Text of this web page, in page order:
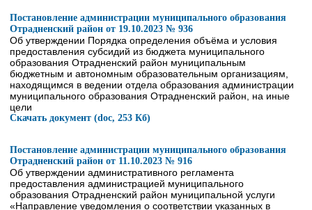
Постановление администрации муниципального образования
Отрадненский район от 19.10.2023 № 936
Об утверждении Порядка определения объёма и условия
предоставления субсидий из бюджета муниципального
образования Отрадненский район муниципальным
бюджетным и автономным образовательным организациям,
находящимся в ведении отдела образования администрации
муниципального образования Отрадненский район, на иные
цели
Скачать документ (doc, 253 Кб)
Постановление администрации муниципального образования
Отрадненский район от 11.10.2023 № 916
Об утверждении административного регламента
предоставления администрацией муниципального
образования Отрадненский район муниципальной услуги
«Направление уведомления о соответствии указанных в